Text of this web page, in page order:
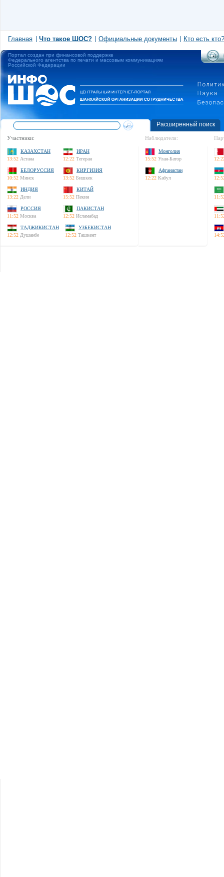
Главная Что такое ШОС? Официальные документы Кто есть кто?
Портал создан при финансовой поддержке
Федерального агентства по печати и массовым коммуникациям
Российской Федерации
Расширенный поиск
Участники:
КАЗАХСТАН
13:52 Астана
ИРАН
12:22 Тегеран
БЕЛОРУССИЯ
10:52 Минск
КИРГИЗИЯ
13:52 Бишкек
ИНДИЯ
13:22 Дели
КИТАЙ
15:52 Пекин
РОССИЯ
11:52 Москва
ПАКИСТАН
12:52 Исламабад
ТАДЖИКИСТАН
12:52 Душанбе
УЗБЕКИСТАН
12:52 Ташкент
Наблюдатели:
Монголия
15:52 Улан-Батор
Афганистан
12:22 Кабул